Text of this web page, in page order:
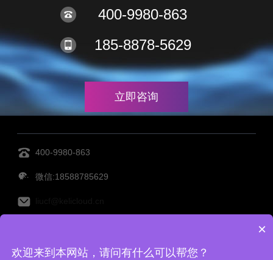
400-9980-863
185-8878-5629
立即咨询
400-9980-863
微信:18588785629
MES管理系统 设备管理系统 透明工厂
×
欢迎来到本网站，请问有什么可以帮您？